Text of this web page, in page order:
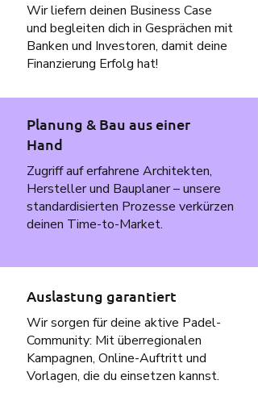
Wir liefern deinen Business Case
und begleiten dich in Gesprächen mit
Banken und Investoren, damit deine
Finanzierung Erfolg hat!
Planung & Bau aus einer
Hand
Zugriff auf erfahrene Architekten,
Hersteller und Bauplaner – unsere
standardisierten Prozesse verkürzen
deinen Time-to-Market.
Auslastung garantiert
Wir sorgen für deine aktive Padel-
Community: Mit überregionalen
Kampagnen, Online-Auftritt und
Vorlagen, die du einsetzen kannst.